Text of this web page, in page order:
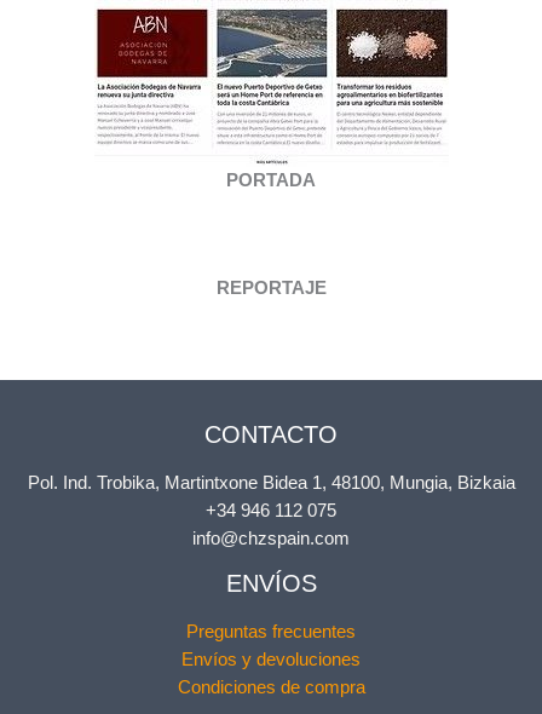
PORTADA
REPORTAJE
CONTACTO
Pol. Ind. Trobika, Martintxone Bidea 1, 48100, Mungia, Bizkaia
+34 946 112 075
info@chzspain.com
ENVÍOS
Preguntas frecuentes
Envíos y devoluciones
Condiciones de compra